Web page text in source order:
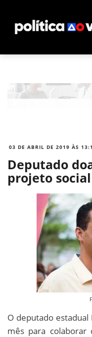
03 DE ABRIL DE 2019 ÀS
Deputado
projeto social
O deputado estadual
mês para colaborar